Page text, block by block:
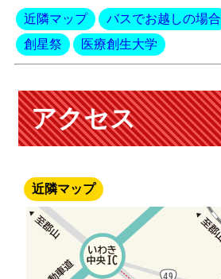
近隣マップ バスでお越しの場合
創星祭
医療創生大学
アクセス
近隣マップ